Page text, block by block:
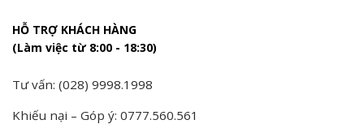
HỖ TRỢ KHÁCH HÀNG
(Làm việc từ 8:00 - 18:30)
Tư vấn: (028) 9998.1998
Khiếu nại – Góp ý: 0777.560.561